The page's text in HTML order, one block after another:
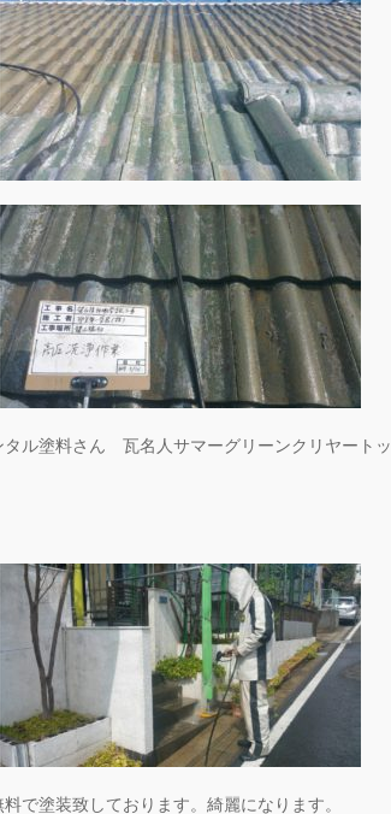
タル塗料さん 瓦名人サマーグリーンクリヤートッ
で塗装致しております。綺麗になります。